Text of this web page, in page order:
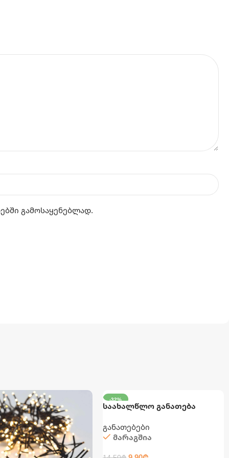
გამოსაყენებლად.
-32%
საახალწლო განათება
განათებები
მარაგშია